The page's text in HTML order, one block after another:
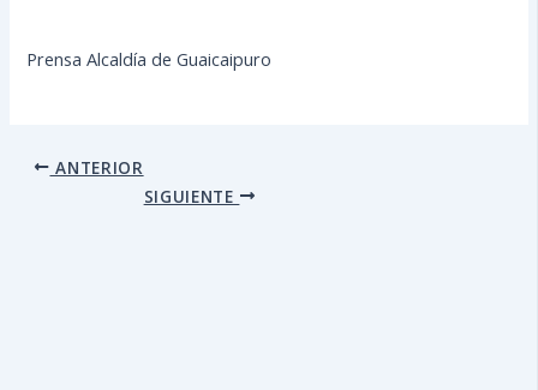
Prensa Alcaldía de Guaicaipuro
ANTERIOR
SIGUIENTE